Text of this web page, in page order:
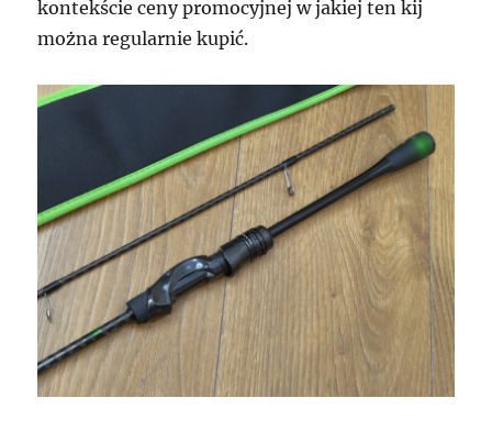
kontekście ceny promocyjnej w jakiej ten kij
można regularnie kupić.